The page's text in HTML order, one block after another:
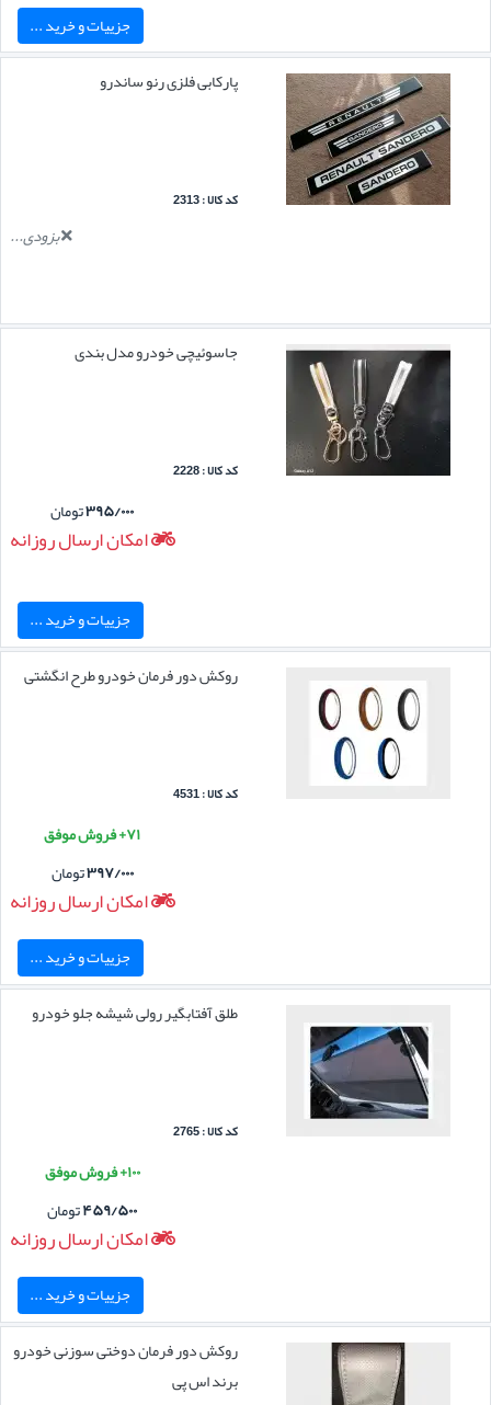
جزییات و خرید ...
پارکابی فلزی رنو ساندرو
کد کالا : 2313
بزودی...
جاسوئیچی خودرو مدل بندی
کد کالا : 2228
۳۹۵/۰۰۰تومان
امکان ارسال روزانه
جزییات و خرید ...
روکش دور فرمان خودرو طرح انگشتی
کد کالا : 4531
۷۱+ فروش موفق
۳۹۷/۰۰۰تومان
امکان ارسال روزانه
جزییات و خرید ...
طلق آفتابگیر رولی شیشه جلو خودرو
کد کالا : 2765
۱۰۰+ فروش موفق
۴۵۹/۵۰۰تومان
امکان ارسال روزانه
جزییات و خرید ...
روکش دور فرمان دوختی سوزنی خودرو
برند اس پی